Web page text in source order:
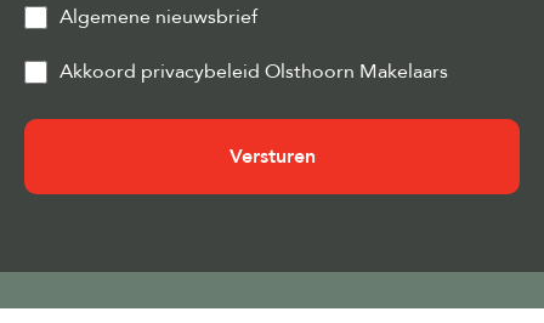
Algemene nieuwsbrief
Privacy
Cookies
Akkoord privacybeleid Olsthoorn Makelaars